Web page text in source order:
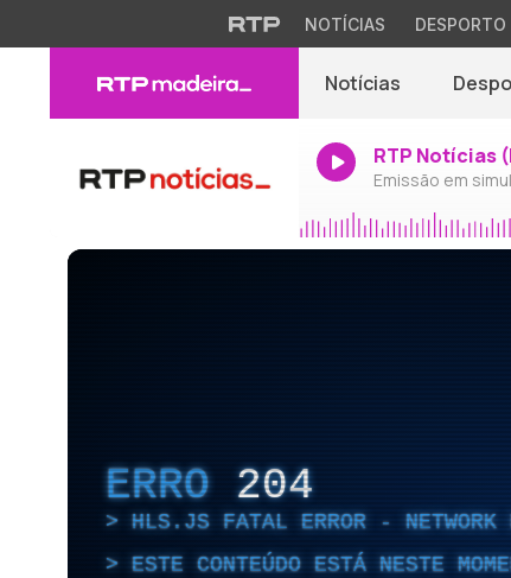
NOTÍCIAS DESPORTO
Notícias
RTP Notícias
Emissão em
ERRO 204
HLS.JS FATAL ERROR - NETWORK
ESTE CONTEÚDO ESTÁ NESTE